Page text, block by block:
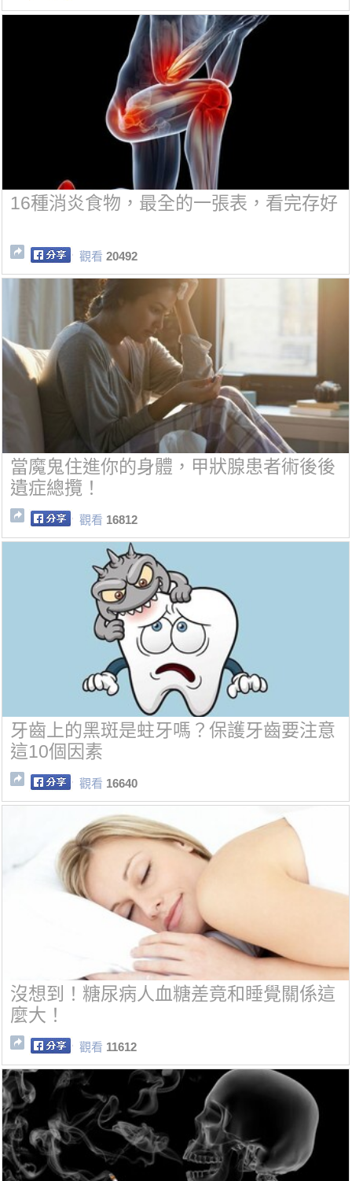
16種消炎食物，最全的一張表，看完存好
觀看 20492
當魔鬼住進你的身體，甲狀腺患者術後後
遺症總攬！
觀看 16812
牙齒上的黑斑是蛀牙嗎？保護牙齒要注意
這10個因素
觀看 16640
沒想到！糖尿病人血糖差竟和睡覺關係這
麼大！
觀看 11612